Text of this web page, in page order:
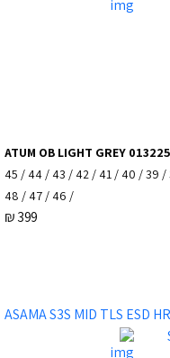
ATUM OB LIGHT GREY
36 / 37 / 38 / 39 / 40 / 41 / 42 / 43 / 44 / 45
/ 46 / 47 / 48
399
₪